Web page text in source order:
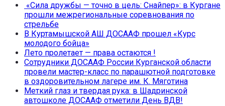
«Сила дружбы — точно в цель: Снайпер»: в Кургане
прошли межрегиональные соревнования по
стрельбе
В Куртамышской АШ ДОСААФ прошел «Курс
молодого бойца»
Лето пролетает — права остаются !
Сотрудники ДОСААФ России Курганской области
провели мастер-класс по парашютной подготовке
в оздоровительном лагере им. К. Мяготина
Меткий глаз и твердая рука: в Шадринской
автошколе ДОСААФ отметили День ВДВ!